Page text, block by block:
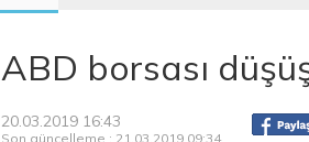
ABD borsası
20.03.2019 16:43
Son güncelleme : 21.03.2019 09:34